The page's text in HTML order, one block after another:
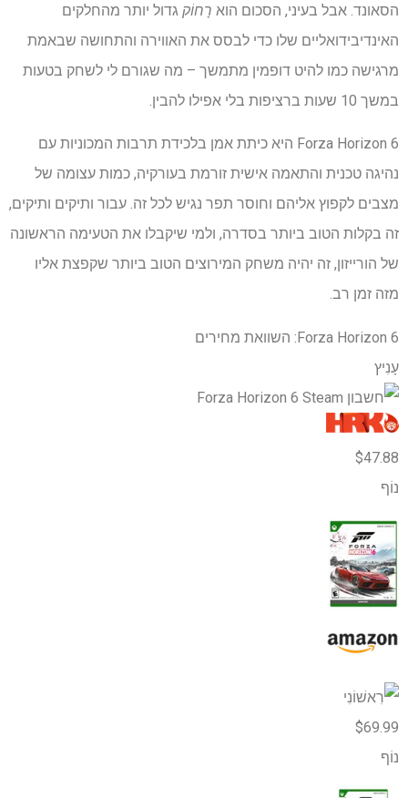
הסאונד. אבל בעיני, הסכום הוא רָחוֹק גדול יותר מהחלקים
האינדיבידואליים שלו כדי לבסס את האווירה והתחושה שבאמת
מרגישה כמו להיט דופמין מתמשך – מה שגורם לי לשחק בטעות
במשך 10 שעות ברציפות בלי אפילו להבין.
Forza Horizon 6 היא כיתת אמן בלכידת תרבות המכוניות עם
נהיגה טכנית והתאמה אישית זורמת בעורקיה, כמות עצומה של
מצבים לקפוץ אליהם וחוסר תפר נגיש לכל זה. עבור ותיקים ותיקים,
זה בקלות הטוב ביותר בסדרה, ולמי שיקבלו את הטעימה הראשונה
של הורייזון, זה יהיה משחק המירוצים הטוב ביותר שקפצת אליו
מזה זמן רב.
Forza Horizon 6: השוואת מחירים
עָנִיץ
$47.88
נוֹף
$69.99
נוֹף